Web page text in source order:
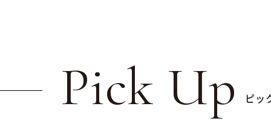
Pick Up ピッ